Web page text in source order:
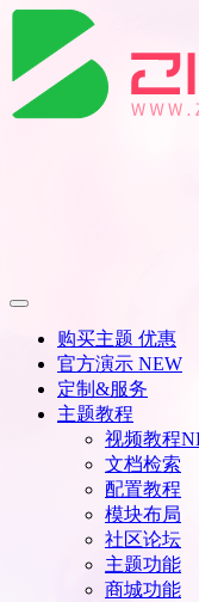
购买主题 优惠
官方演示 NEW
定制&服务
主题教程
视频教程
文档检索
配置教程
模块布局
社区论坛
主题功能
商城功能